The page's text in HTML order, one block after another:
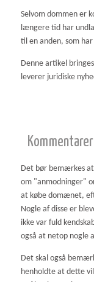
Selvom dommen er
længere tid har
til en anden, som
Denne artikel
leverer juridiske
Det bør bemærkes
om "anmodninger"
at købe domænet,
Nogle af disse er
ikke var fuld
også at netop nogle
Det skal også
henholdte at dette